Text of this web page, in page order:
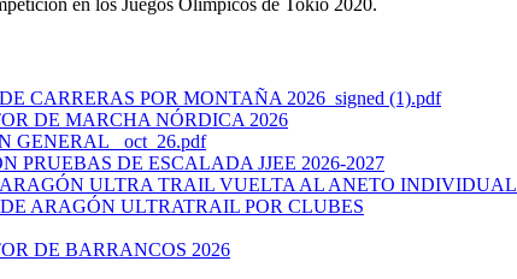
en los Juegos Olimpicos de Tokio 2020.
CARRERAS POR MONTAÑA 2026_signed (1).pdf
DE MARCHA NÓRDICA 2026
GENERAL_ oct_26.pdf
PRUEBAS DE ESCALADA JJEE 2026-2027
ULTRA TRAIL VUELTA AL ANETO INDIVIDUAL
ARAGÓN ULTRATRAIL POR CLUBES
DE BARRANCOS 2026